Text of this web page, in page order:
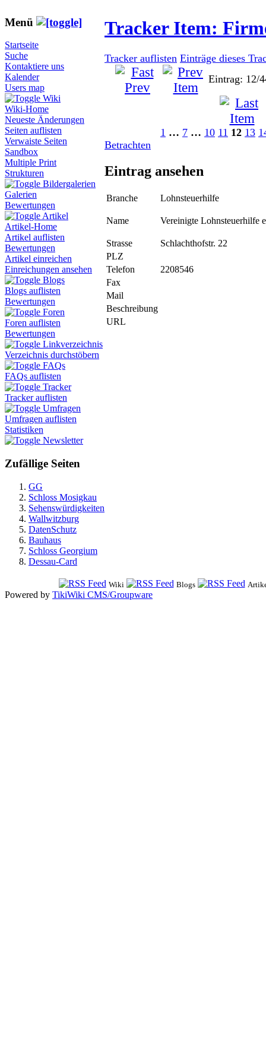
Menü
Startseite
Suche
Kontaktiere uns
Kalender
Users map
Wiki
Wiki-Home
Neueste Änderungen
Seiten auflisten
Verwaiste Seiten
Sandbox
Multiple Print
Strukturen
Bildergalerien
Galerien
Bewertungen
Artikel
Artikel-Home
Artikel auflisten
Bewertungen
Artikel einreichen
Einreichungen ansehen
Blogs
Blogs auflisten
Bewertungen
Foren
Foren auflisten
Bewertungen
Linkverzeichnis
Verzeichnis durchstöbern
FAQs
FAQs auflisten
Tracker
Tracker auflisten
Umfragen
Umfragen auflisten
Statistiken
Newsletter
Zufällige Seiten
GG
Schloss Mosigkau
Sehenswürdigkeiten
Wallwitzburg
DatenSchutz
Bauhaus
Schloss Georgium
Dessau-Card
Tracker Item:
Tracker auflisten Einträge dieses
Eintrag: 12/
1 … 7 … 10 11 12 13
Betrachten
Eintrag ansehen
Branche Lohnsteuerhilfe
Name Vereinigte Lohnsteuerhilfe
Strasse
Schlachthofstr. 22
PLZ
Telefon
2208546
Fax
Mail
Beschreibung
URL
Wiki Blogs
Powered by TikiWiki CMS/Groupware